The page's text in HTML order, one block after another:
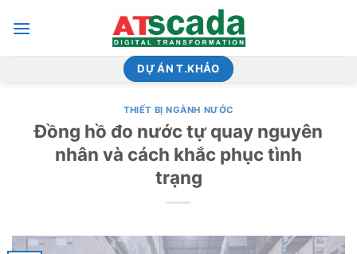
qua
DỰ ÁN T.KHẢO
THIẾT BỊ NGÀNH NƯỚC
Đồng hồ đo nước tự quay nguyên
nhân và cách khắc phục tình
trạng